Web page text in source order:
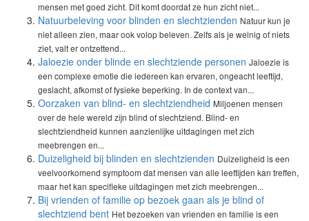
mensen met goed zicht. Dit komt doordat ze hun zicht niet...
Natuurbeleving voor blinden en slechtzienden Natuur kun je
niet alleen zien, maar ook volop beleven. Zelfs als je weinig of niets
ziet, valt er ontzettend...
Jaloezie onder blinde en slechtziende personen Jaloezie is
een complexe emotie die iedereen kan ervaren, ongeacht leeftijd,
geslacht, afkomst of fysieke beperking. In de context van...
Oorzaken van blind- en slechtziendheid Miljoenen mensen
over de hele wereld zijn blind of slechtziend. Blind- en
slechtziendheid kunnen aanzienlijke uitdagingen met zich
meebrengen en...
Duizeligheid bij blinden en slechtzienden Duizeligheid is een
veelvoorkomend symptoom dat mensen van alle leeftijden kan treffen,
maar het kan specifieke uitdagingen met zich meebrengen...
Bij vrienden of familie op bezoek gaan als je blind of
slechtziend bent Het bezoeken van vrienden en familie is een